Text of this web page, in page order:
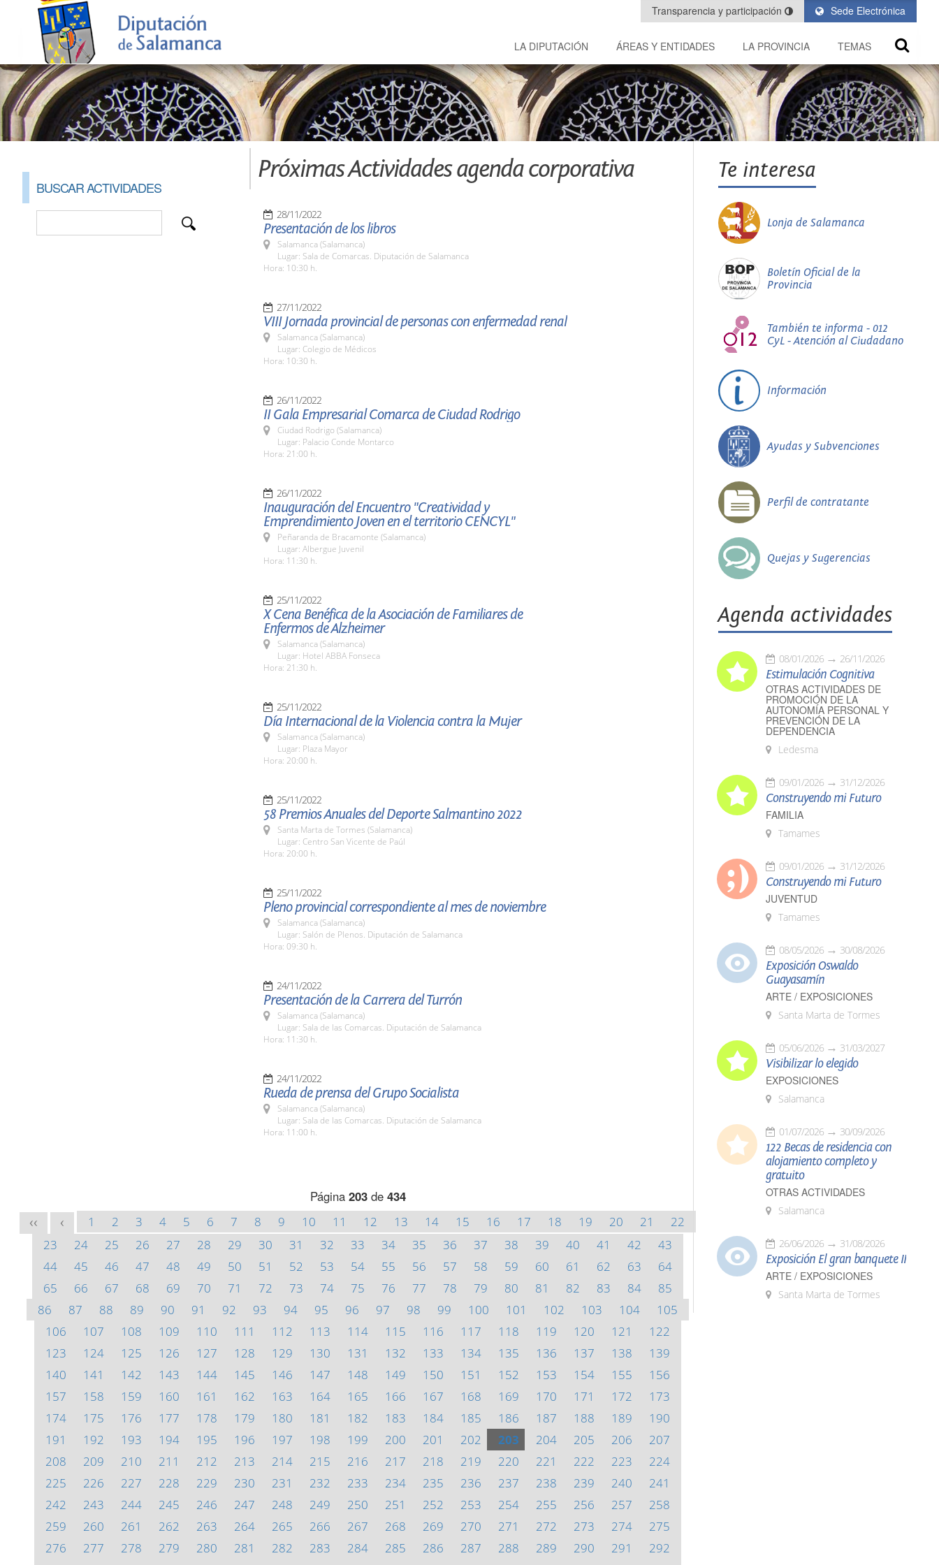
Sede Electrónica
Transparencia y participación
LA DIPUTACIÓN ÁREAS Y ENTIDADES LA PROVINCIA TEMAS
BUSCAR ACTIVIDADES
Próximas Actividades agenda corporativa
28/11/2022
Presentación de los libros
Salamanca (Salamanca)
Lugar: Sala de Comarcas. Diputación de Salamanca
Hora: 10:30 h.
27/11/2022
VIII Jornada provincial de personas con enfermedad renal
Salamanca (Salamanca)
Lugar: Colegio de Médicos
Hora: 10:30 h.
26/11/2022
II Gala Empresarial Comarca de Ciudad Rodrigo
Ciudad Rodrigo (Salamanca)
Lugar: Palacio Conde Montarco
Hora: 21:00 h.
26/11/2022
Inauguración del Encuentro "Creatividad y
Emprendimiento Joven en el territorio CENCYL"
Peñaranda de Bracamonte (Salamanca)
Lugar: Albergue Juvenil
Hora: 11:30 h.
25/11/2022
X Cena Benéfica de la Asociación de Familiares de
Enfermos de Alzheimer
Salamanca (Salamanca)
Lugar: Hotel ABBA Fonseca
Hora: 21:30 h.
25/11/2022
Día Internacional de la Violencia contra la Mujer
Salamanca (Salamanca)
Lugar: Plaza Mayor
Hora: 20:00 h.
25/11/2022
58 Premios Anuales del Deporte Salmantino 2022
Santa Marta de Tormes (Salamanca)
Lugar: Centro San Vicente de Paúl
Hora: 20:00 h.
25/11/2022
Pleno provincial correspondiente al mes de noviembre
Salamanca (Salamanca)
Lugar: Salón de Plenos. Diputación de Salamanca
Hora: 09:30 h.
24/11/2022
Presentación de la Carrera del Turrón
Salamanca (Salamanca)
Lugar: Sala de las Comarcas. Diputación de Salamanca
Hora: 11:30 h.
24/11/2022
Rueda de prensa del Grupo Socialista
Salamanca (Salamanca)
Lugar: Sala de las Comarcas. Diputación de Salamanca
Hora: 11:00 h.
Página 203de 434
<< < 1 2 3 4 5 6 7 8 9 10 11 12 13 14 15 16 17 18 19 20 21
22
23
24 25 26 27 28 29 30 31 32 33 34 35 36 37 38 39 40 41 42
43
44
45 46 47 48 49 50 51 52 53 54 55 56 57 58 59 60 61 62 63
64
65
66 67 68 69 70 71 72 73 74 75 76 77 78 79 80 81 82 83 84
85
86
87 88 89 90 91 92 93 94 95 96 97 98 99 100 101 102 103 104
105
106
107 108 109 110 111 112 113 114 115 116 117 118 119 120 121
122
123
124 125 126 127 128 129 130 131 132 133 134 135 136 137 138
139
140
141 142 143 144 145 146 147 148 149 150 151 152 153 154 155
156
157
158 159 160 161 162 163 164 165 166 167 168 169 170 171 172
173
174
175 176 177 178 179 180 181 182 183 184 185 186 187 188 189
190
191
192 193 194 195 196 197 198 199 200 201 202 203 204 205 206
207
208
209 210 211 212 213 214 215 216 217 218 219 220 221 222 223
224
225
226 227 228 229 230 231 232 233 234 235 236 237 238 239 240
241
242
243 244 245 246 247 248 249 250 251 252 253 254 255 256 257
258
259
260 261 262 263 264 265 266 267 268 269 270 271 272 273 274
275
276
277 278 279 280 281 282 283 284 285 286 287 288 289 290 291
292
Te interesa
Lonja de Salamanca
Boletín Oficial de la
Provincia
También te informa - 012
CyL - Atención al Ciudadano
Información
Ayudas y Subvenciones
Perfil de contratante
Quejas y Sugerencias
Agenda actividades
08/01/2026 26/11/2026
Estimulación Cognitiva
OTRAS ACTIVIDADES DE
PROMOCIÓN DE LA
AUTONOMÍA PERSONAL Y
PREVENCIÓN DE LA
DEPENDENCIA
Ledesma
09/01/2026 31/12/2026
Construyendo mi Futuro
FAMILIA
Tamames
09/01/2026 31/12/2026
Construyendo mi Futuro
JUVENTUD
Tamames
08/05/2026 30/08/2026
Exposición Oswaldo
Guayasamín
ARTE / EXPOSICIONES
Santa Marta de Tormes
05/06/2026 31/03/2027
Visibilizar lo elegido
EXPOSICIONES
Salamanca
01/07/2026 30/09/2026
122 Becas de residencia con
alojamiento completo y
gratuito
OTRAS ACTIVIDADES
Salamanca
26/06/2026 31/08/2026
Exposición El gran banquete II
ARTE / EXPOSICIONES
Santa Marta de Tormes